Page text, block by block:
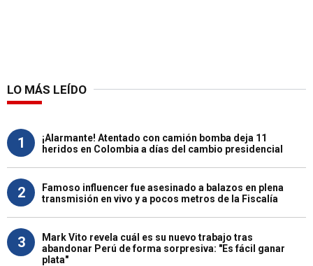
LO MÁS LEÍDO
1
¡Alarmante! Atentado con camión bomba deja 11
heridos en Colombia a días del cambio presidencial
2
Famoso influencer fue asesinado a balazos en plena
transmisión en vivo y a pocos metros de la Fiscalía
3
Mark Vito revela cuál es su nuevo trabajo tras
abandonar Perú de forma sorpresiva: "Es fácil ganar
plata"